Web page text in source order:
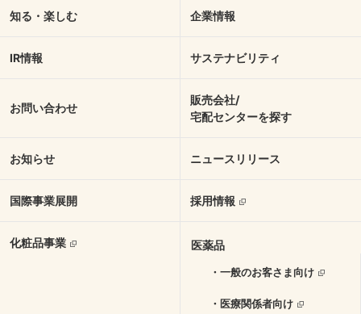
知る・楽しむ 企業情報
IR情報 サステナビリティ
お問い合わせ
販売会社/
宅配センターを探す
お知らせ ニュースリリース
国際事業展開 採用情報
化粧品事業 医薬品
・一般のお客さま向け
・医療関係者向け